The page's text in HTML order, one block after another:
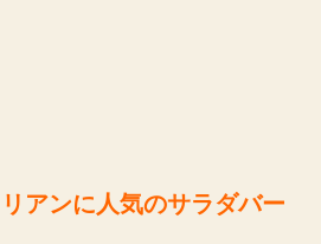
アンに人気のサラダバー